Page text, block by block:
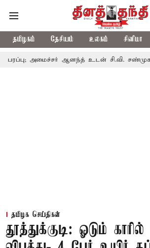
தமிழகம் தேசியம் உலகம் சினிமா
அமைச்சர் ஆனந்த் உடன் சி.வி. சண்முகம்,
தமிழக செய்திகள்
தூத்துக்குடி: ஓடும்